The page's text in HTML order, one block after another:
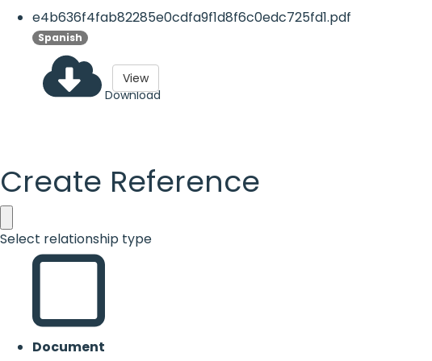
e4b636f4fab82285e0cdfa9f1d8f6c0edc725fd1.pdf
Spanish
Download
View
Create Reference
Select relationship type
Document